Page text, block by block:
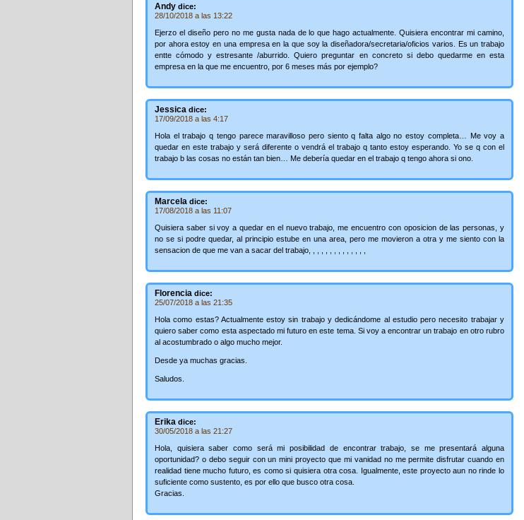
Andy dice:
28/10/2018 a las 13:22
Ejerzo el diseño pero no me gusta nada de lo que hago actualmente. Quisiera encontrar mi camino,
por ahora estoy en una empresa en la que soy la diseñadora/secretaria/oficios varios. Es un trabajo
entte cómodo y estresante /aburrido. Quiero preguntar en concreto si debo quedarme en esta
empresa en la que me encuentro, por 6 meses más por ejemplo?
Jessica dice:
17/09/2018 a las 4:17
Hola el trabajo q tengo parece maravilloso pero siento q falta algo no estoy completa… Me voy a
quedar en este trabajo y será diferente o vendrá el trabajo q tanto estoy esperando. Yo se q con el
trabajo b las cosas no están tan bien… Me debería quedar en el trabajo q tengo ahora si ono.
Marcela dice:
17/08/2018 a las 11:07
Quisiera saber si voy a quedar en el nuevo trabajo, me encuentro con oposicion de las personas, y
no se si podre quedar, al principio estube en una area, pero me movieron a otra y me siento con la
sensacion de que me van a sacar del trabajo, , , , , , , , , , , , , ,
Florencia dice:
25/07/2018 a las 21:35
Hola como estas? Actualmente estoy sin trabajo y dedicándome al estudio pero necesito trabajar y
quiero saber como esta aspectado mi futuro en este tema. Si voy a encontrar un trabajo en otro rubro
al acostumbrado o algo mucho mejor.
Desde ya muchas gracias.
Saludos.
Erika dice:
30/05/2018 a las 21:27
Hola, quisiera saber como será mi posibilidad de encontrar trabajo, se me presentará alguna
oportunidad? o debo seguir con un mini proyecto que mi vanidad no me permite disfrutar cuando en
realidad tiene mucho futuro, es como si quisiera otra cosa. Igualmente, este proyecto aun no rinde lo
suficiente como sustento, es por ello que busco otra cosa.
Gracias.